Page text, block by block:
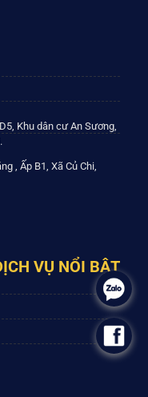
Khu dân cư An Sương,
, Ấp B1, Xã Củ Chi,
VỤ NỔI BẬT
.
.